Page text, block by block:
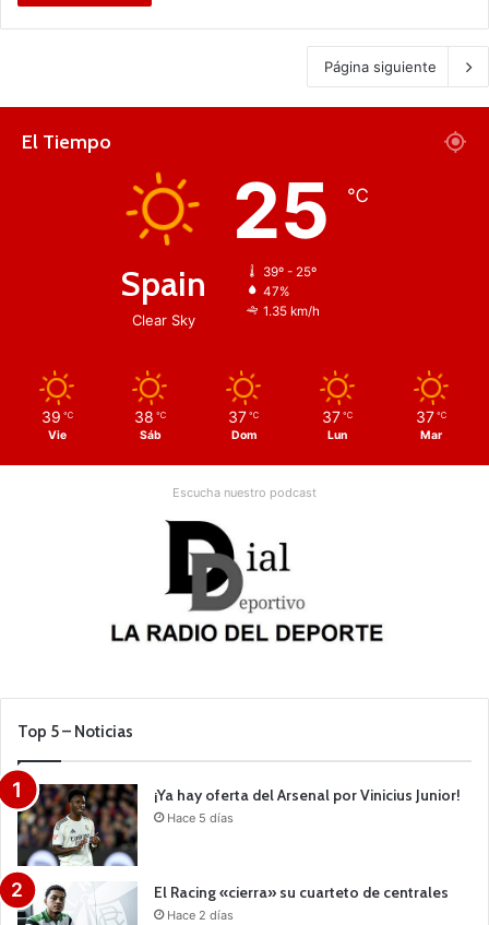
Página siguiente
El Tiempo
Spain
Clear Sky
25 ℃
39º - 25º
47%
1.35 km/h
39 ℃
Vie
38 ℃
Sáb
37 ℃
Dom
37 ℃
Lun
37 ℃
Mar
Escucha nuestro podcast
Top 5 – Noticias
¡Ya hay oferta del Arsenal por Vinicius Junior!
Hace 5 días
El Racing «cierra» su cuarteto de centrales
Hace 2 días